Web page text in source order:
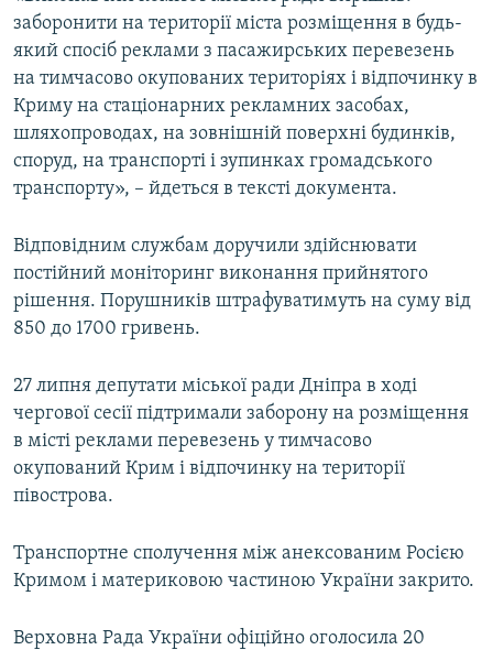
заборонити на території міста розміщення в будь-
який спосіб реклами з пасажирських перевезень
на тимчасово окупованих територіях і відпочинку в
Криму на стаціонарних рекламних засобах,
шляхопроводах, на зовнішній поверхні будинків,
споруд, на транспорті і зупинках громадського
транспорту», – йдеться в тексті документа.
Відповідним службам доручили здійснювати
постійний моніторинг виконання прийнятого
рішення. Порушників штрафуватимуть на суму від
850 до 1700 гривень.
27 липня депутати міської ради Дніпра в ході
чергової сесії підтримали заборону на розміщення
в місті реклами перевезень у тимчасово
окупований Крим і відпочинку на території
півострова.
Транспортне сполучення між анексованим Росією
Кримом і материковою частиною України закрито.
Верховна Рада України офіційно оголосила 20